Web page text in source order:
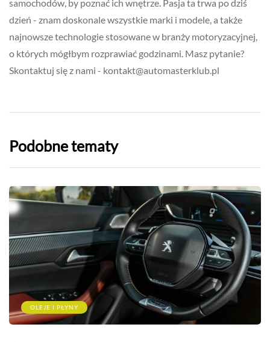
samochodów, by poznać ich wnętrze. Pasja ta trwa po dziś
dzień - znam doskonale wszystkie marki i modele, a także
najnowsze technologie stosowane w branży motoryzacyjnej,
o których mógłbym rozprawiać godzinami. Masz pytanie?
Skontaktuj się z nami - kontakt@automasterklub.pl
Podobne tematy
OLEJE I PŁYNY